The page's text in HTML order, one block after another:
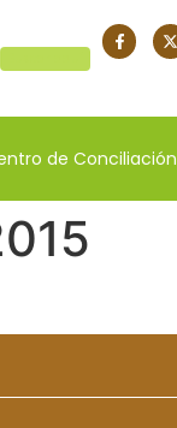
de Conciliación